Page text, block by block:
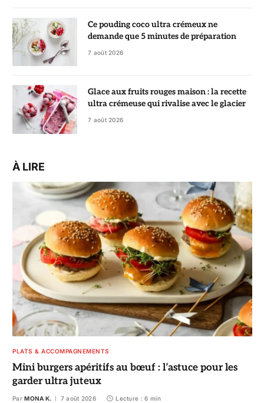
Ce pouding coco ultra crémeux ne
demande que 5 minutes de préparation
7 août 2026
Glace aux fruits rouges maison : la recette
ultra crémeuse qui rivalise avec le glacier
7 août 2026
À LIRE
PLATS & ACCOMPAGNEMENTS
Mini burgers apéritifs au bœuf : l’astuce pour les
garder ultra juteux
Par MONA K. 7 août 2026 Lecture : 6 min